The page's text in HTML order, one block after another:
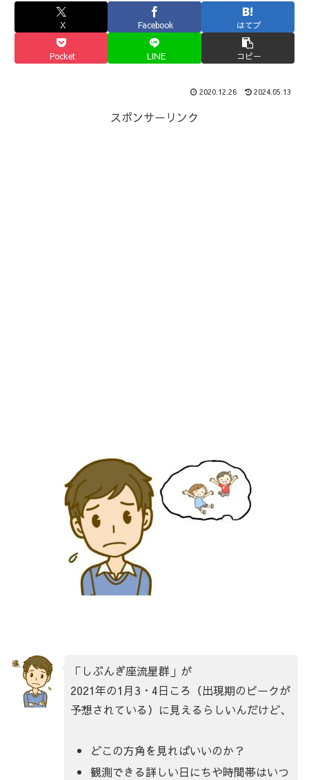
X Facebook はてブ
Pocket LINE コピー
2020.12.26 2024.05.13
スポンサーリンク
「しぶんぎ座流星群」が
2021年の1月3・4日ころ（出現期のピークが
予想されている）に見えるらしいんだけど、
どこの方角を見ればいいのか？
観測できる詳しい日にちや時間帯はいつ